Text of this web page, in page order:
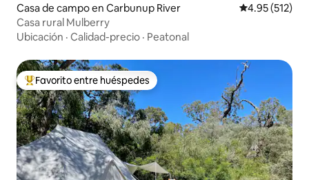
Casa de campo en Carbunup River Calificación
4.95 (512)
Casa rural Mulberry
Ubicación · Calidad-precio · Peatonal
Favorito entre huéspedes preferido
Favorito entre huéspedes